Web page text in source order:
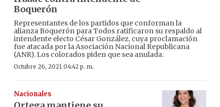
Boquerón
Representantes de los partidos que conforman la
alianza Boquerón para Todos ratificaron su respaldo al
intendente electo César González, cuya proclamación
fue atacada por la Asociación Nacional Republicana
(ANR). Los colorados piden que sea anulada.
Octubre 26, 2021 04:42 p. m.
Nacionales